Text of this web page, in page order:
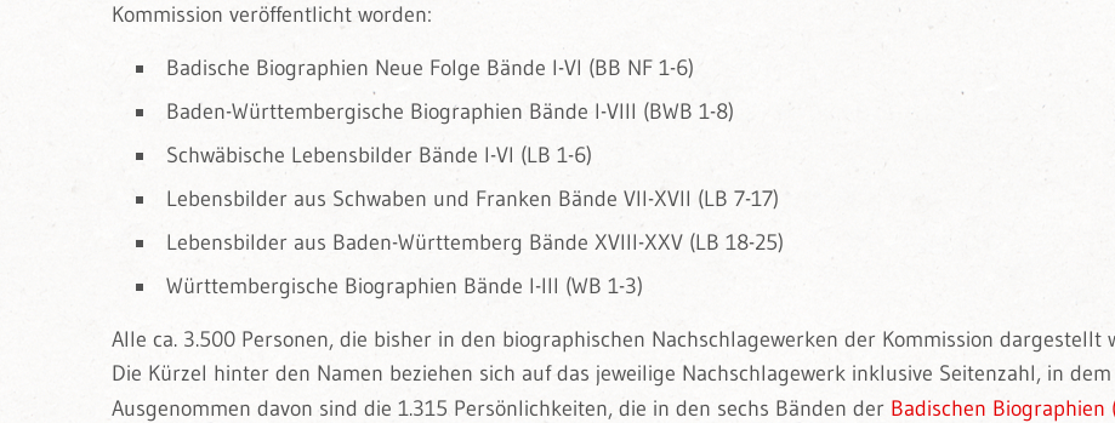
Kommission veröffentlicht worden:
Badische Biographien Neue Folge Bände I-VI (BB NF 1-6)
Baden-Württembergische Biographien Bände I-VIII (BWB 1-8)
Schwäbische Lebensbilder Bände I-VI (LB 1-6)
Lebensbilder aus Schwaben und Franken Bände VII-XVII (LB 7-17)
Lebensbilder aus Baden-Württemberg Bände XVIII-XXV (LB 18-25)
Württembergische Biographien Bände I-III (WB 1-3)
Alle ca. 3.500 Personen, die bisher in den biographischen Nachschlagewerken der Kommission
Die Kürzel hinter den Namen beziehen sich auf das jeweilige Nachschlagewerk inklusive Seitenzahl, in
Ausgenommen davon sind die 1.315 Persönlichkeiten, die in den sechs Bänden der Badischen Biographien